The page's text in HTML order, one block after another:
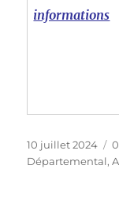
informations
Publié
le
10 juillet 2024
Départemental,